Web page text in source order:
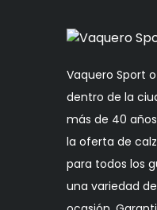
Vaquero Sport
dentro de la
más de 40
la oferta de
para todos los
una variedad